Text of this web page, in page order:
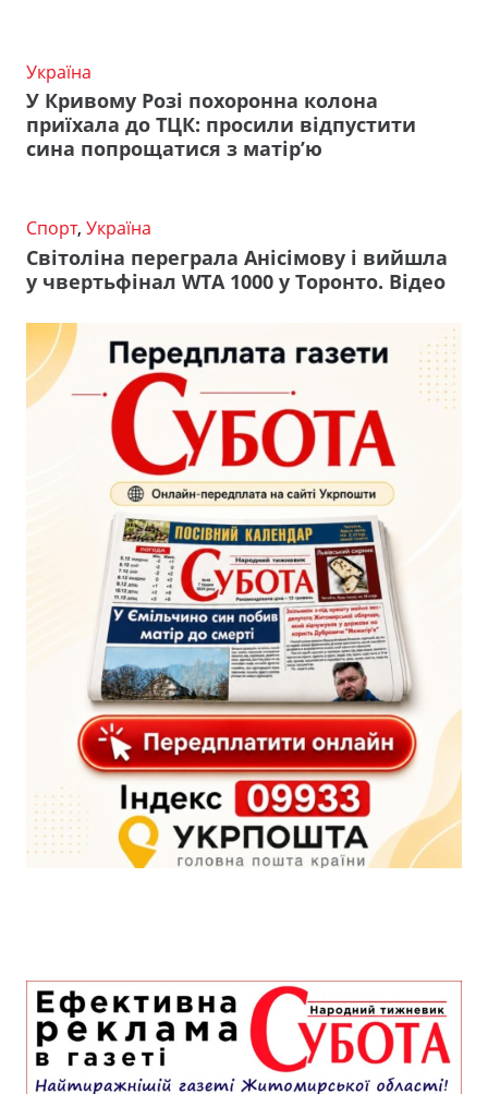
Україна
У Кривому Розі похоронна колона
приїхала до ТЦК: просили відпустити
сина попрощатися з матір’ю
Спорт, Україна
Світоліна переграла Анісімову і вийшла
у чвертьфінал WTA 1000 у Торонто. Відео